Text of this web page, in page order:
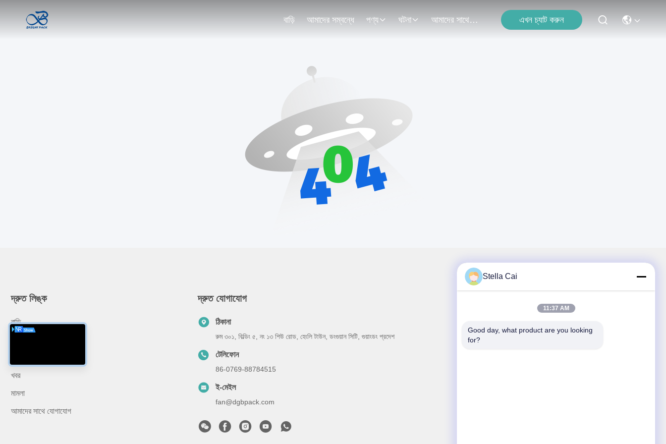
বাড়ি আমাদের সম্বন্ধে পণ্য ঘটনা আমাদের সাথে যোগাযোগ এখন চ্যাট করুন
দ্রুত লিঙ্ক
বাড়ি
খবর
মামলা
আমাদের সাথে যোগাযোগ
দ্রুত যোগাযোগ
ঠিকানা
রুম ৩০১, বিল্ডিং ৫, নং ১৩ শিউ রোড, হেংলি টাউন, ডংগুয়ান সিটি, গুয়াংডং প্রদেশ
টেলিফোন
86-0769-88784515
ই-মেইল
fan@dgbpack.com
Stella Cai
11:37 AM
Good day, what product are you looking
for?